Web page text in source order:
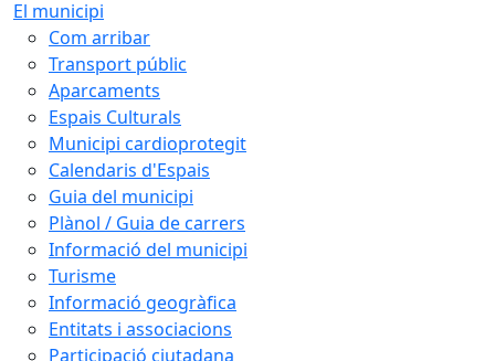
El municipi
Com arribar
Transport públic
Aparcaments
Espais Culturals
Municipi cardioprotegit
Calendaris d'Espais
Guia del municipi
Plànol / Guia de carrers
Informació del municipi
Turisme
Informació geogràfica
Entitats i associacions
Participació ciutadana